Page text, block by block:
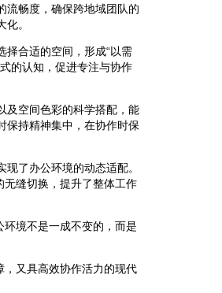
流畅度，确保跨地域团队的
。
择合适的空间，形成“以需
的认知，促进专注与协作
及空间色彩的科学搭配，能
保持精神集中，在协作时保
了办公环境的动态适配。
缝切换，提升了整体工作
境不是一成不变的，而是
又具高效协作活力的现代